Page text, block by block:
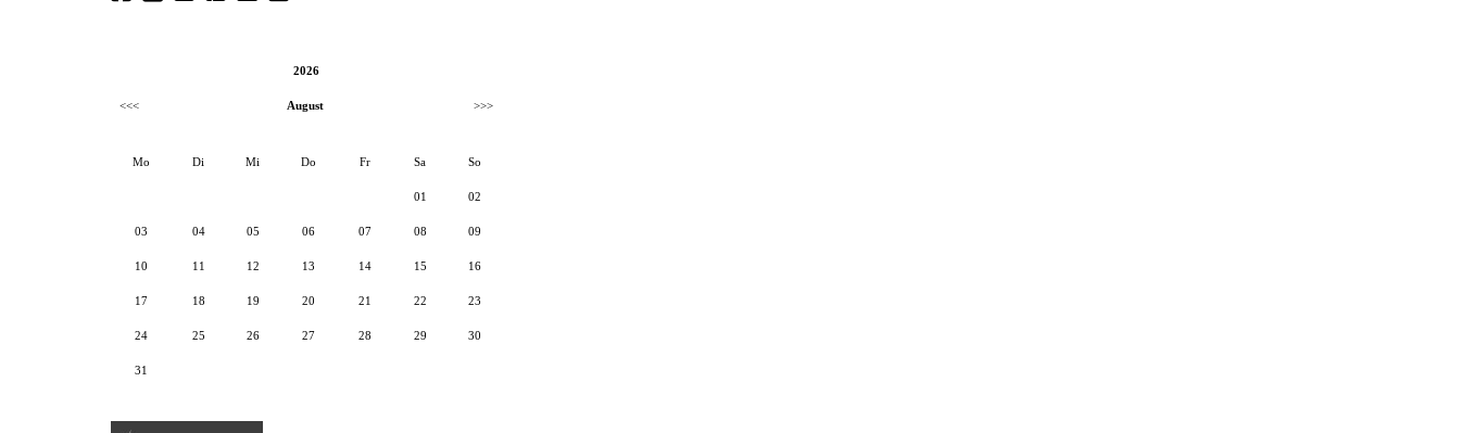
2026
<<< August >>>
Mo Di Mi Do Fr Sa So
01 02
03 04 05 06 07 08 09
10 11 12 13 14 15 16
17 18 19 20 21 22 23
24 25 26 27 28 29 30
31